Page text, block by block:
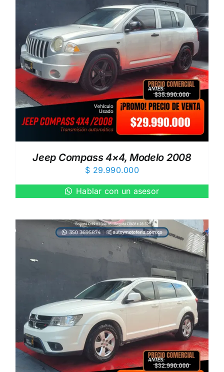
Jeep Compass 4×4, Modelo 2008
$ 29.990.000
Hablar con un asesor